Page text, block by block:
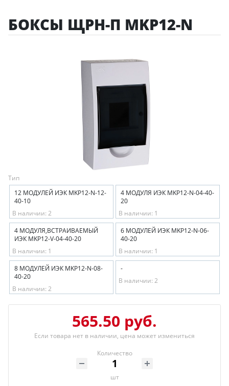
БОКСЫ ЩРН-П MKP12-N
Тип
12 МОДУЛЕЙ ИЭК MKP12-N-12-
40-10
В наличии: 2
4 МОДУЛЯ ИЭК MKP12-N-04-40-
20
В наличии: 1
4 МОДУЛЯ,ВСТРАИВАЕМЫЙ
ИЭК MKP12-V-04-40-20
В наличии: 1
6 МОДУЛЕЙ ИЭК MKP12-N-06-
40-20
В наличии: 1
8 МОДУЛЕЙ ИЭК MKP12-N-08-
40-20
В наличии: 2
-
В наличии: 2
565.50 руб.
Если товара нет в наличии, цена может измениться
Количество
шт